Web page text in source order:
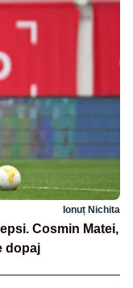
Ionuț Nichita
Cosmin Matei,
dopaj